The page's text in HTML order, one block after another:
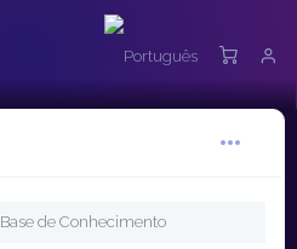
Base de Conhecimento